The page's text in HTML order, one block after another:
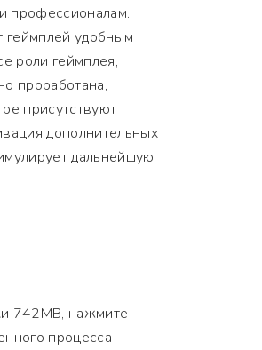
профессионалам.
геймплей удобным
роли геймплея,
проработана,
присутствуют
дополнительных
дальнейшую
742MB, нажмите
процесса